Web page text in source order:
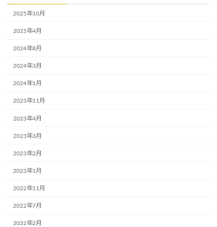
2025年10月
2025年4月
2024年8月
2024年3月
2024年1月
2023年11月
2023年4月
2023年3月
2023年2月
2023年1月
2022年11月
2022年7月
2022年2月